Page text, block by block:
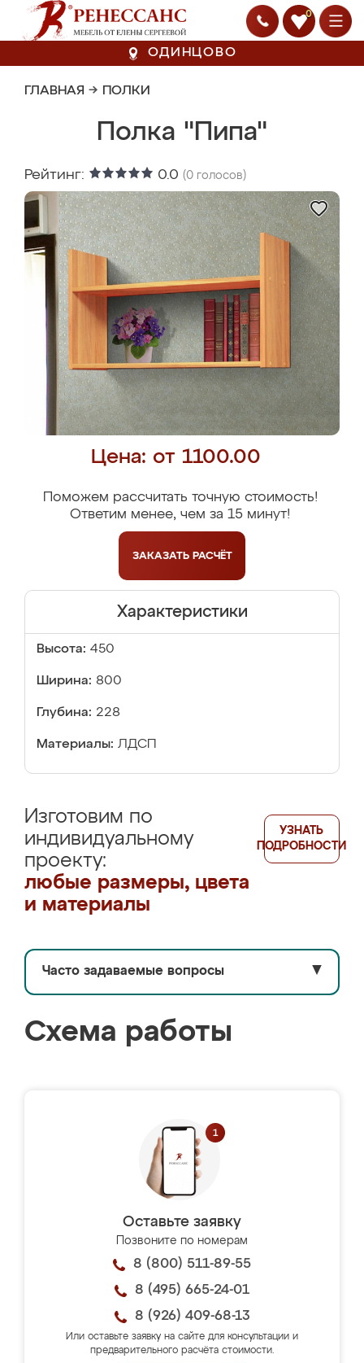
0
ОДИНЦОВО
ГЛАВНАЯ → ПОЛКИ
Полка "Пипа"
Рейтинг: 0.0 (0 голосов)
Цена: от 1100.00
Поможем рассчитать точную стоимость!
Ответим менее, чем за 15 минут!
ЗАКАЗАТЬ РАСЧЁТ
Характеристики
Высота: 450
Ширина: 800
Глубина: 228
Материалы: ЛДСП
Изготовим по
индивидуальному
проекту:
любые размеры, цвета
и материалы
УЗНАТЬ
ПОДРОБНОСТИ
Часто задаваемые вопросы ▼
Схема работы
Оставьте заявку
Позвоните по номерам
8 (800) 511-89-55
8 (495) 665-24-01
8 (926) 409-68-13
Или оставьте заявку на сайте для консультации и
предварительного расчёта стоимости.